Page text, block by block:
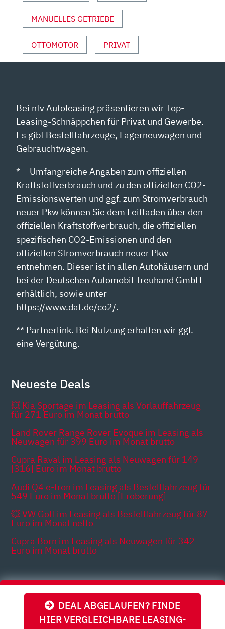
DEAL ABGELAUFEN? FINDE
HIER VERGLEICHBARE LEASING-
YOUTUBE
ANZEIGEN
MANUELLES GETRIEBE
OTTOMOTOR PRIVAT
Bei ntv Autoleasing präsentieren wir Top-
Leasing-Schnäppchen für Privat und Gewerbe.
Es gibt Bestellfahrzeuge, Lagerneuwagen und
Gebrauchtwagen.
* = Umfangreiche Angaben zum offiziellen
Kraftstoffverbrauch und zu den offiziellen CO2-
Emissionswerten und ggf. zum Stromverbrauch
neuer Pkw können Sie dem Leitfaden über den
offiziellen Kraftstoffverbrauch, die offiziellen
spezifischen CO2-Emissionen und den
offiziellen Stromverbrauch neuer Pkw
entnehmen. Dieser ist in allen Autohäusern und
bei der Deutschen Automobil Treuhand GmbH
erhältlich, sowie unter
https://www.dat.de/co2/.
** Partnerlink. Bei Nutzung erhalten wir ggf.
eine Vergütung.
Neueste Deals
💥 Kia Sportage im Leasing als Vorlauffahrzeug
für 271 Euro im Monat brutto
Land Rover Range Rover Evoque im Leasing als
Neuwagen für 399 Euro im Monat brutto
Cupra Raval im Leasing als Neuwagen für 149
[316] Euro im Monat brutto
Audi Q4 e-tron im Leasing als Bestellfahrzeug für
549 Euro im Monat brutto [Eroberung]
💥 VW Golf im Leasing als Bestellfahrzeug für 87
Euro im Monat netto
Cupra Born im Leasing als Neuwagen für 342
Euro im Monat brutto